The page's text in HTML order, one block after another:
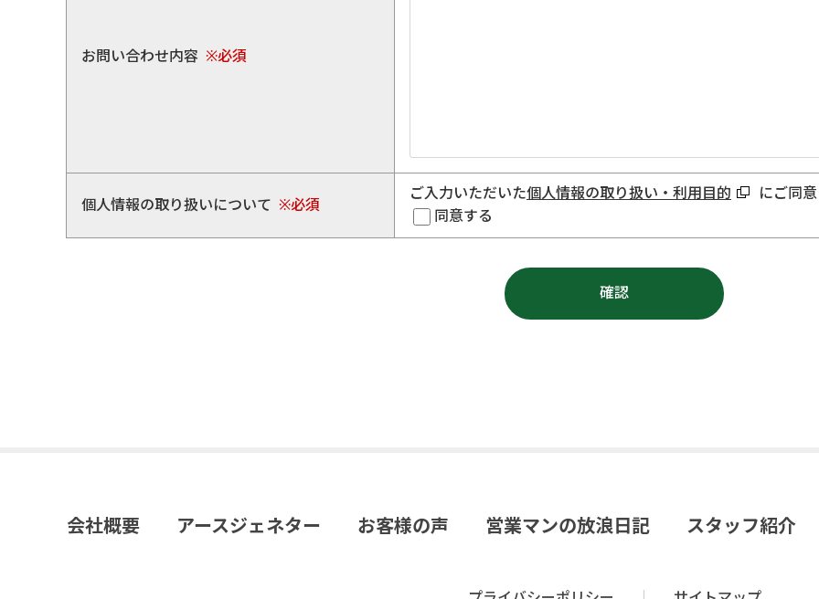
お問い合わせ内容 ※必須
個人情報の取り扱いについて ※必須
ご入力いただいた個人情報の取り扱い・利用目的
にご同
同意する
会社概要 アースジェネター お客様の声 営業マンの放浪日記 スタッフ紹介